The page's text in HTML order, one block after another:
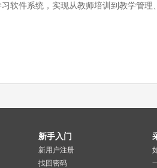
软件系统，实现从教师培训到教学管
新手入门
新用户注册
找回密码